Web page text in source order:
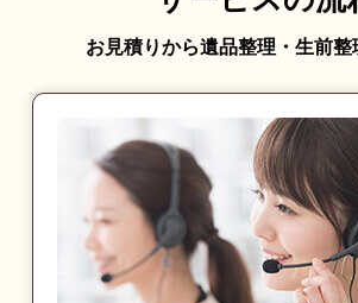
お見積りから遺品整理・生前